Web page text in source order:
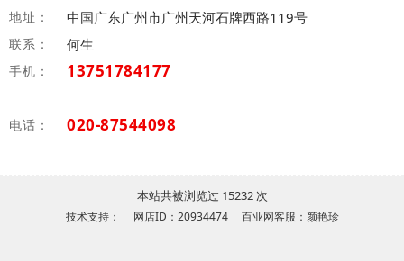
地址： 中国广东广州市广州天河石牌西路119号
联系： 何生
手机： 13751784177
电话： 020-87544098
本站共被浏览过 15232 次
技术支持： 网店ID：20934474 百业网客服：颜艳珍